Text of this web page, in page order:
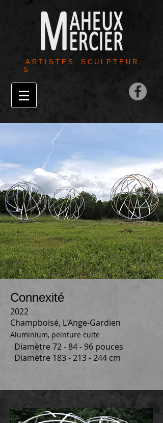
A R T I S T E S S C U L P T E U R
S
Connexité
2022
Champboisé, L'Ange-Gardien
Aluminium, peinture cuite
Diamètre 72 - 84 - 96 pouces
Diamètre 183 - 213 - 244 cm